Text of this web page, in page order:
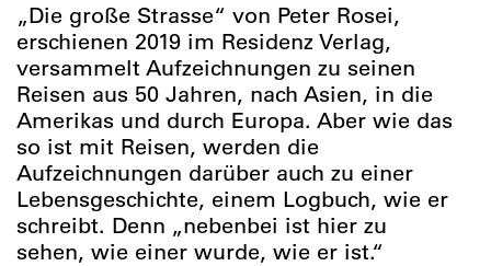
„Die große Strasse“ von Peter Rosei,
erschienen 2019 im Residenz Verlag,
versammelt Aufzeichnungen zu seinen
Reisen aus 50 Jahren, nach Asien, in die
Amerikas und durch Europa. Aber wie das
so ist mit Reisen, werden die
Aufzeichnungen darüber auch zu einer
Lebensgeschichte, einem Logbuch, wie er
schreibt. Denn „nebenbei ist hier zu
sehen, wie einer wurde, wie er ist.“